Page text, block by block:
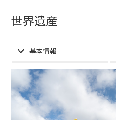
世界遺産
基本情報